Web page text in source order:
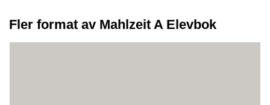
Fler format av Mahlzeit A Elevbok